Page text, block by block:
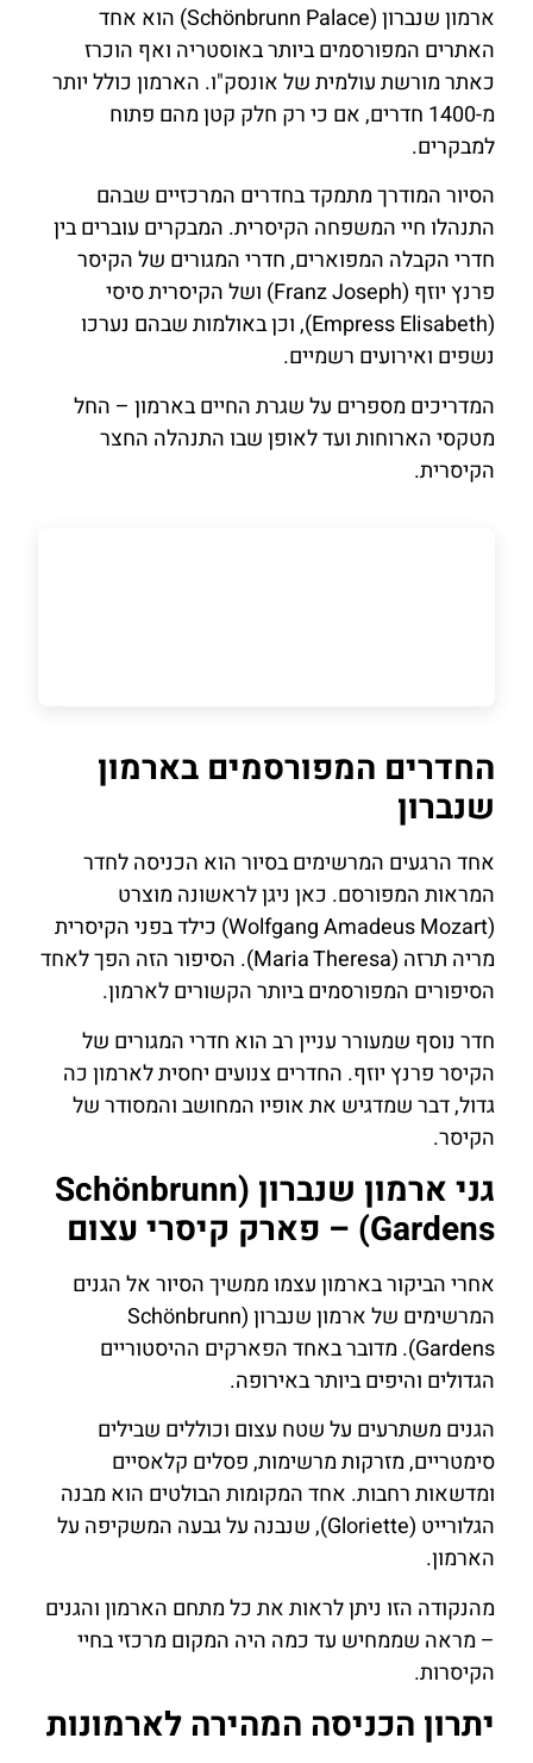
ארמון שנברון (Schönbrunn Palace) הוא אחד
האתרים המפורסמים ביותר באוסטריה ואף הוכרז
כאתר מורשת עולמית של אונסק"ו. הארמון כולל יותר
מ-1400 חדרים, אם כי רק חלק קטן מהם פתוח
למבקרים.
הסיור המודרך מתמקד בחדרים המרכזיים שבהם
התנהלו חיי המשפחה הקיסרית. המבקרים עוברים בין
חדרי הקבלה המפוארים, חדרי המגורים של הקיסר
פרנץ יוזף (Franz Joseph) ושל הקיסרית סיסי
(Empress Elisabeth), וכן באולמות שבהם נערכו
נשפים ואירועים רשמיים.
המדריכים מספרים על שגרת החיים בארמון – החל
מטקסי הארוחות ועד לאופן שבו התנהלה החצר
הקיסרית.
החדרים המפורסמים בארמון
שנברון
אחד הרגעים המרשימים בסיור הוא הכניסה לחדר
המראות המפורסם. כאן ניגן לראשונה מוצרט
(Wolfgang Amadeus Mozart) כילד בפני הקיסרית
מריה תרזה (Maria Theresa). הסיפור הזה הפך לאחד
הסיפורים המפורסמים ביותר הקשורים לארמון.
חדר נוסף שמעורר עניין רב הוא חדרי המגורים של
הקיסר פרנץ יוזף. החדרים צנועים יחסית לארמון כה
גדול, דבר שמדגיש את אופיו המחושב והמסודר של
הקיסר.
גני ארמון שנברון (Schönbrunn
Gardens) – פארק קיסרי עצום
אחרי הביקור בארמון עצמו ממשיך הסיור אל הגנים
המרשימים של ארמון שנברון (Schönbrunn
Gardens). מדובר באחד הפארקים ההיסטוריים
הגדולים והיפים ביותר באירופה.
הגנים משתרעים על שטח עצום וכוללים שבילים
סימטריים, מזרקות מרשימות, פסלים קלאסיים
ומדשאות רחבות. אחד המקומות הבולטים הוא מבנה
הגלורייט (Gloriette), שנבנה על גבעה המשקיפה על
הארמון.
מהנקודה הזו ניתן לראות את כל מתחם הארמון והגנים
– מראה שממחיש עד כמה היה המקום מרכזי בחיי
הקיסרות.
יתרון הכניסה המהירה לארמונות